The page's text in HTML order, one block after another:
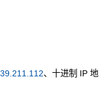
、十进制 IP 地